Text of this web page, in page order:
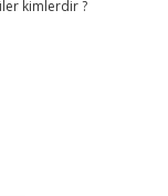
kimlerdir ?